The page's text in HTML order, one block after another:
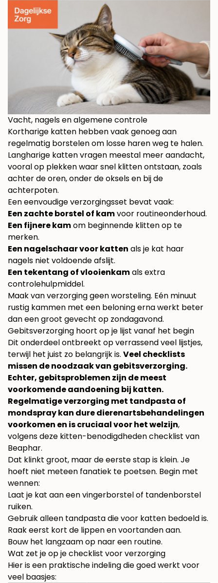
Vacht, nagels en algemene controle
Kortharige katten hebben vaak genoeg aan
regelmatig borstelen om losse haren weg te halen.
Langharige katten vragen meestal meer aandacht,
vooral op plekken waar snel klitten ontstaan, zoals
achter de oren, onder de oksels en bij de
achterpoten.
Een eenvoudige verzorgingsset bevat vaak:
Een zachte borstel of kamvoor routineonderhoud.
Een fijnere kamom beginnende klitten op te
merken.
Een nagelschaar voor katten als je kat haar
nagels niet voldoende afslijt.
Een tekentang of vlooienkamals extra
controlehulpmiddel.
Maak van verzorging geen worsteling. Eén minuut
rustig kammen met een beloning erna werkt beter
dan een groot gevecht op zondagavond.
Gebitsverzorging hoort op je lijst vanaf het begin
Dit onderdeel ontbreekt op verrassend veel lijstjes,
terwijl het juist zo belangrijk is. Veel checklists
missen de noodzaak van gebitsverzorging.
Echter, gebitsproblemen zijn de meest
voorkomende aandoening bij katten.
Regelmatige verzorging met tandpasta of
mondspray kan dure dierenartsbehandelingen
voorkomen en is cruciaal voor het welzijn,
volgensdeze kitten-benodigdheden checklist van
Beaphar.
Dat klinkt groot, maar de eerste stap is klein. Je
hoeft niet meteen fanatiek te poetsen. Begin met
wennen:
Laat je kat aan een vingerborstel of tandenborstel
ruiken.
Gebruik alleen tandpasta die voor katten bedoeld is.
Raak eerst kort de lippen en voortanden aan.
Bouw het langzaam op naar een routine.
Wat zet je op je checklist voor verzorging
Hier is een praktische indeling die goed werkt voor
veel baasjes: